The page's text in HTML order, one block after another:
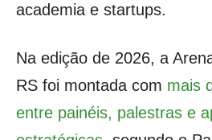
academia e startups.
Na edição de 2026, a
RS foi montada com mais
entre painéis, palestras e